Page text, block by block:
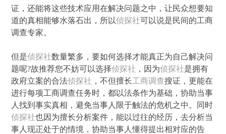
证，还能将这些技术应用在解决问题之中，让民众想要知
道的真相能够水落石出，所以侦探社可以说是民间的工商
调查专家。
但是侦探社数量繁多，要如何选择才能真正为自己解决问
题呢?故推荐您不妨可以选择侦探社 ，因为侦探社是拥有
政府立案的合法侦探社 ，不但擅长工商调查搜证，更能在
进行每项工商调查任务时，都以法条作为基础，协助当事
人找到事实真相，避免当事人限于触法的危机之中。同时
侦探社也因为擅长分析案件，能以过往的经历，去分析当
事人现正处于的情境，协助当事人懂得提出相对应的告